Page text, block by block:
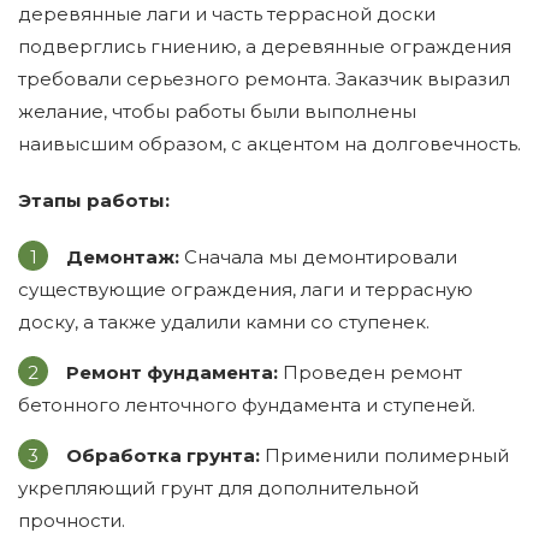
деревянные лаги и часть террасной доски
подверглись гниению, а деревянные ограждения
требовали серьезного ремонта. Заказчик выразил
желание, чтобы работы были выполнены
наивысшим образом, с акцентом на долговечность.
Этапы работы:
Демонтаж: Сначала мы демонтировали
существующие ограждения, лаги и террасную
доску, а также удалили камни со ступенек.
Ремонт фундамента: Проведен ремонт
бетонного ленточного фундамента и ступеней.
Обработка грунта: Применили полимерный
укрепляющий грунт для дополнительной
прочности.